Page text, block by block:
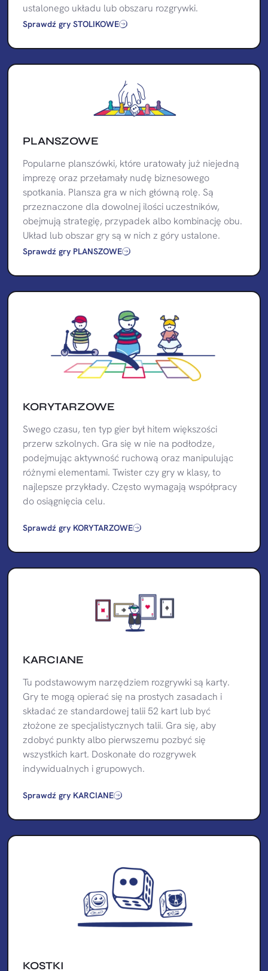
ustalonego układu lub obszaru rozgrywki.
Sprawdź gry STOLIKOWE
PLANSZOWE
Popularne planszówki, które uratowały już niejedną
imprezę oraz przełamały nudę biznesowego
spotkania. Plansza gra w nich główną rolę. Są
przeznaczone dla dowolnej ilości uczestników,
obejmują strategię, przypadek albo kombinację obu.
Układ lub obszar gry są w nich z góry ustalone.
Sprawdź gry PLANSZOWE
KORYTARZOWE
Swego czasu, ten typ gier był hitem większości
przerw szkolnych. Gra się w nie na podłodze,
podejmując aktywność ruchową oraz manipulując
różnymi elementami. Twister czy gry w klasy, to
najlepsze przykłady. Często wymagają współpracy
do osiągnięcia celu.
Sprawdź gry KORYTARZOWE
KARCIANE
Tu podstawowym narzędziem rozgrywki są karty.
Gry te mogą opierać się na prostych zasadach i
składać ze standardowej talii 52 kart lub być
złożone ze specjalistycznych talii. Gra się, aby
zdobyć punkty albo pierwszemu pozbyć się
wszystkich kart. Doskonałe do rozgrywek
indywidualnych i grupowych.
Sprawdź gry KARCIANE
KOSTKI